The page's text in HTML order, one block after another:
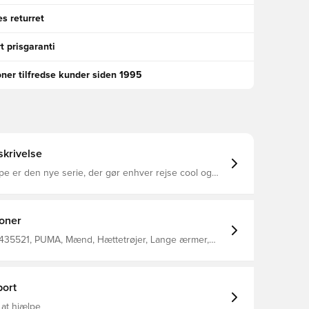
returret
prisgaranti
tilfredse kunder siden 1995
er den nye serie, der gør enhver rejse cool og
polyester
PUMA, Mænd, Hættetrøjer, Lange ærmer,
at hjælpe